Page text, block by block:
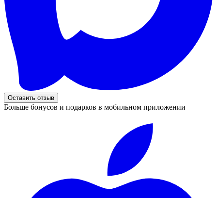
Оставить отзыв
Больше бонусов и подарков в мобильном приложении